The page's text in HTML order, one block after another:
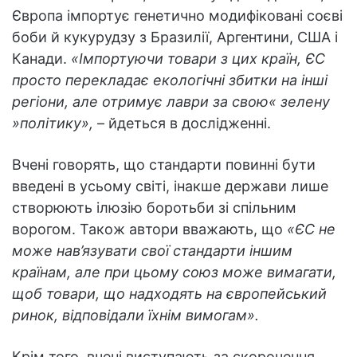
Європа імпортує генетично модифіковані соєві
боби й кукурудзу з Бразилії, Аргентини, США і
Канади. «Імпортуючи товари з цих країн, ЄС
просто перекладає екологічні збитки на інші
регіони, але отримує лаври за свою« зелену
»політику», – йдеться в дослідженні.
Вчені говорять, що стандарти повинні бути
введені в усьому світі, інакше держави лише
створюють ілюзію боротьби зі спільним
ворогом. Також автори вважають, що «ЄС не
може нав’язувати свої стандарти іншим
країнам, але при цьому союз може вимагати,
щоб товари, що надходять на європейський
ринок, відповідали їхнім вимогам».